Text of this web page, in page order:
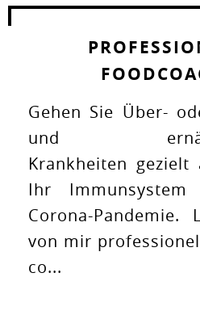
Gehen Sie Über-
und
Krankheiten gezielt
Ihr
Corona-Pandemie.
von mir
co...